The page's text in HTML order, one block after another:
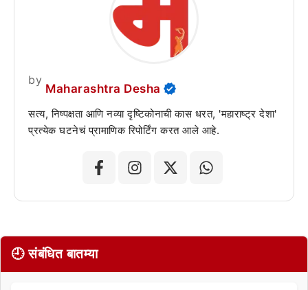
by
Maharashtra Desha
सत्य, निष्पक्षता आणि नव्या दृष्टिकोनाची कास धरत, 'महाराष्ट्र देशा'
प्रत्येक घटनेचं प्रामाणिक रिपोर्टिंग करत आले आहे.
🕘 संबंधित बातम्या